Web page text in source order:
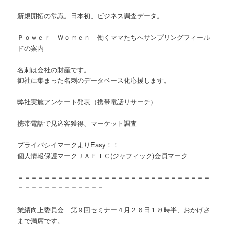
新規開拓の常識。日本初、ビジネス調査データ。
Ｐｏｗｅｒ Ｗｏｍｅｎ 働くママたちへサンプリングフィール
ドの案内
名刺は会社の財産です。
御社に集まった名刺のデータベース化応援します。
弊社実施アンケート発表（携帯電話リサーチ）
携帯電話で見込客獲得、マーケット調査
プライバシイマークよりEasy！！
個人情報保護マークＪＡＦＩＣ(ジャフィック)会員マーク
＝＝＝＝＝＝＝＝＝＝＝＝＝＝＝＝＝＝＝＝＝＝＝＝＝＝＝＝＝
＝＝＝＝＝＝＝＝＝＝＝＝＝
業績向上委員会 第９回セミナー４月２６日１８時半、おかげさ
まで満席です。